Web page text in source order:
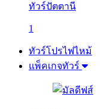
ทัวร์ปัตตานี
1
ทัวร์โปรไฟไหม้
แพ็คเกจทัวร์